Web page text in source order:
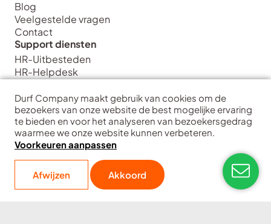
Durf Company maakt gebruik van cookies om de
bezoekers van onze website de best mogelijke ervaring
te bieden en voor het analyseren van bezoekersgedrag
waarmee we onze website kunnen verbeteren.
Voorkeuren aanpassen
Afwijzen Akkoord
Blog
Veelgestelde vragen
Contact
Support diensten
HR-Uitbesteden
HR-Helpdesk
Juridische geschillen
HR-Scan
Strategie diensten
HR Strategie & Inrichting
HR Transformatie & Implementatie
HR Training & Coaching
HR Data & Analytics
Interim HR